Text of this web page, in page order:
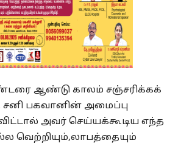
ஆண்டு காலம் சஞ்சரிக்கக்
சனி பகவானின் அமைப்பு
விட்டால் அவர் செய்யக்கூடிய எந்த
வெற்றியும்,லாபத்தையும்